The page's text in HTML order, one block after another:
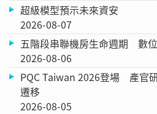
超級模型預示未來資安
2026-08-07
五階段串聯機房生命週期 數
2026-08-06
PQC Taiwan 2026登場 產官
遷移
2026-08-05